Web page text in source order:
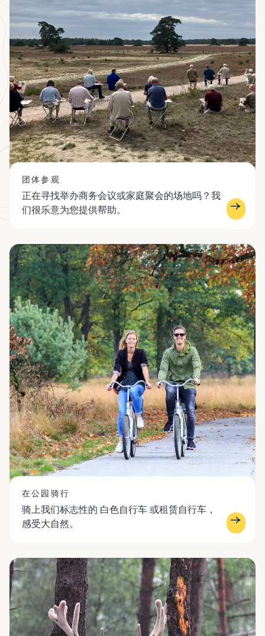
团体参观
正在寻找举办商务会议或家庭聚会的场地吗？我
们很乐意为您提供帮助。
在公园骑行
骑上我们标志性的 白色自行车 或租赁自行车，
感受大自然。